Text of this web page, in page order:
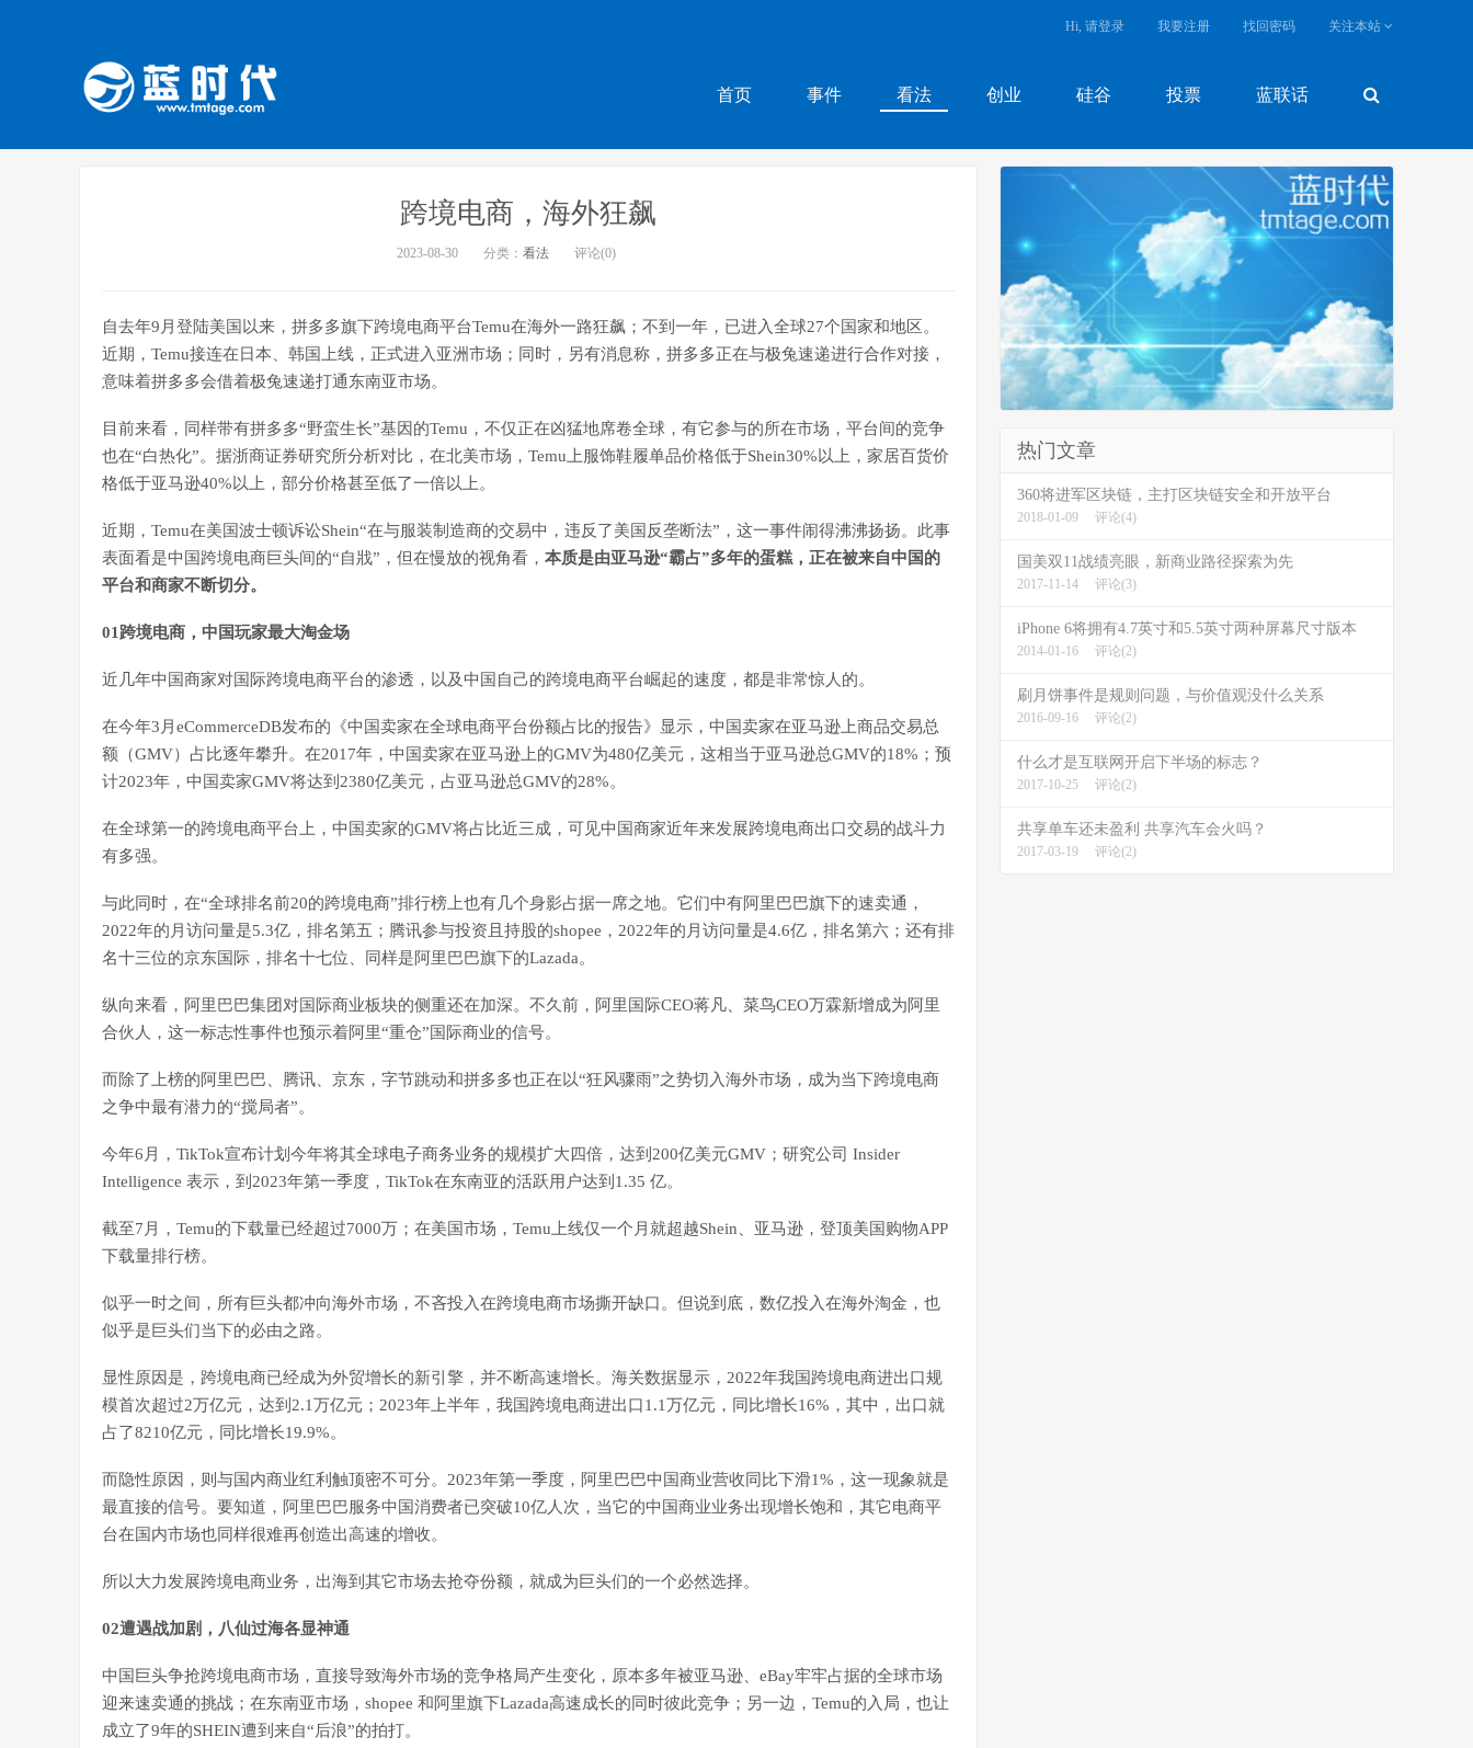
首页 事件 看法 创业 硅谷 投票 蓝联话
Hi, 请登录 我要注册 找回密码 关注本站
跨境电商，海外狂飙
2023-08-30 分类： 看法 评论(0)
自去年9月登陆美国以来，拼多多旗下跨境电商平台Temu在海外一路狂飙；不到一年，已进入全球27个国家和地区。
近期，Temu接连在日本、韩国上线，正式进入亚洲市场；同时，另有消息称，拼多多正在与极兔速递进行合作对接，
意味着拼多多会借着极兔速递打通东南亚市场。
目前来看，同样带有拼多多“野蛮生长”基因的Temu，不仅正在凶猛地席卷全球，有它参与的所在市场，平台间的竞争
也在“白热化”。据浙商证券研究所分析对比，在北美市场，Temu上服饰鞋履单品价格低于Shein30%以上，家居百货价
格低于亚马逊40%以上，部分价格甚至低了一倍以上。
近期，Temu在美国波士顿诉讼Shein“在与服装制造商的交易中，违反了美国反垄断法”，这一事件闹得沸沸扬扬。此事
表面看是中国跨境电商巨头间的“自戕”，但在慢放的视角看， 本质是由亚马逊“霸占”多年的蛋糕，正在被来自中国的
平台和商家不断切分。
01跨境电商，中国玩家最大淘金场
近几年中国商家对国际跨境电商平台的渗透，以及中国自己的跨境电商平台崛起的速度，都是非常惊人的。
在今年3月eCommerceDB发布的《中国卖家在全球电商平台份额占比的报告》显示，中国卖家在亚马逊上商品交易总
额（GMV）占比逐年攀升。在2017年，中国卖家在亚马逊上的GMV为480亿美元，这相当于亚马逊总GMV的18%；预
计2023年，中国卖家GMV将达到2380亿美元，占亚马逊总GMV的28%。
在全球第一的跨境电商平台上，中国卖家的GMV将占比近三成，可见中国商家近年来发展跨境电商出口交易的战斗力
有多强。
与此同时，在“全球排名前20的跨境电商”排行榜上也有几个身影占据一席之地。它们中有阿里巴巴旗下的速卖通，
2022年的月访问量是5.3亿，排名第五；腾讯参与投资且持股的shopee，2022年的月访问量是4.6亿，排名第六；还有排
名十三位的京东国际，排名十七位、同样是阿里巴巴旗下的Lazada。
纵向来看，阿里巴巴集团对国际商业板块的侧重还在加深。不久前，阿里国际CEO蒋凡、菜鸟CEO万霖新增成为阿里
合伙人，这一标志性事件也预示着阿里“重仓”国际商业的信号。
而除了上榜的阿里巴巴、腾讯、京东，字节跳动和拼多多也正在以“狂风骤雨”之势切入海外市场，成为当下跨境电商
之争中最有潜力的“搅局者”。
今年6月，TikTok宣布计划今年将其全球电子商务业务的规模扩大四倍，达到200亿美元GMV；研究公司 Insider
Intelligence 表示，到2023年第一季度，TikTok在东南亚的活跃用户达到1.35 亿。
截至7月，Temu的下载量已经超过7000万；在美国市场，Temu上线仅一个月就超越Shein、亚马逊，登顶美国购物APP
下载量排行榜。
似乎一时之间，所有巨头都冲向海外市场，不吝投入在跨境电商市场撕开缺口。但说到底，数亿投入在海外淘金，也
似乎是巨头们当下的必由之路。
显性原因是，跨境电商已经成为外贸增长的新引擎，并不断高速增长。海关数据显示，2022年我国跨境电商进出口规
模首次超过2万亿元，达到2.1万亿元；2023年上半年，我国跨境电商进出口1.1万亿元，同比增长16%，其中，出口就
占了8210亿元，同比增长19.9%。
而隐性原因，则与国内商业红利触顶密不可分。2023年第一季度，阿里巴巴中国商业营收同比下滑1%，这一现象就是
最直接的信号。要知道，阿里巴巴服务中国消费者已突破10亿人次，当它的中国商业业务出现增长饱和，其它电商平
台在国内市场也同样很难再创造出高速的增收。
所以大力发展跨境电商业务，出海到其它市场去抢夺份额，就成为巨头们的一个必然选择。
02遭遇战加剧，八仙过海各显神通
中国巨头争抢跨境电商市场，直接导致海外市场的竞争格局产生变化，原本多年被亚马逊、eBay牢牢占据的全球市场
迎来速卖通的挑战；在东南亚市场，shopee 和阿里旗下Lazada高速成长的同时彼此竞争；另一边，Temu的入局，也让
成立了9年的SHEIN遭到来自“后浪”的拍打。
热门文章
360将进军区块链，主打区块链安全和开放平台
2018-01-09 评论(4)
国美双11战绩亮眼，新商业路径探索为先
2017-11-14 评论(3)
iPhone 6将拥有4.7英寸和5.5英寸两种屏幕尺寸版本
2014-01-16 评论(2)
刷月饼事件是规则问题，与价值观没什么关系
2016-09-16 评论(2)
什么才是互联网开启下半场的标志？
2017-10-25 评论(2)
共享单车还未盈利 共享汽车会火吗？
2017-03-19 评论(2)